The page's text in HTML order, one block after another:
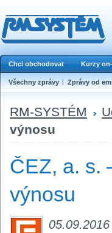
Chci obchodovat Kurzy
Všechny zprávy Zprávy od
RM-SYSTÉM
výnosu
ČEZ, a. s.
výnosu